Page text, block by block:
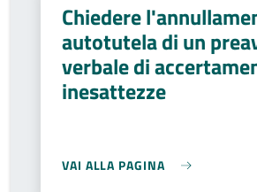
Chiedere
autotutela di un
verbale di
inesattezze
VAI ALLA PAGINA